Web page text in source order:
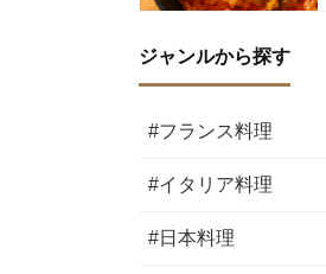
ジャンルから探す
#フランス料理
#イタリア料理
#日本料理